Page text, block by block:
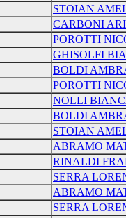
STOIAN
CARBONI
POROTTI
GHISOLFI
BOLDI
POROTTI
NOLLI
BOLDI
STOIAN
ABRAMO
RINALDI
SERRA
ABRAMO
SERRA